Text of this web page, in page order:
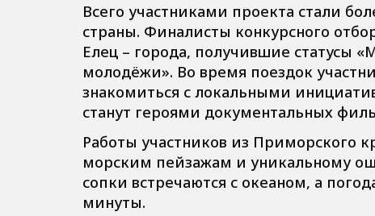
Всего участниками проекта стали
страны. Финалисты конкурсного
Елец – города, получившие статусы
молодёжи». Во время поездок
знакомиться с локальными
станут героями документальных
Работы участников из Приморского
морским пейзажам и уникальному
сопки встречаются с океаном, а
минуты.